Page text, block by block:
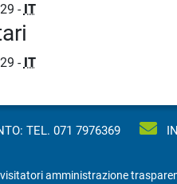
- IT
- IT
TEL. 071 7976369
amministrazione